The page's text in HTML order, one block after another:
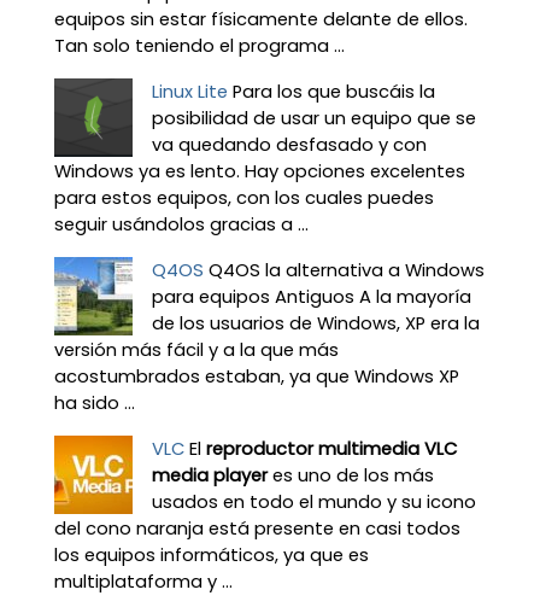
equipos sin estar físicamente delante de ellos.
Tan solo teniendo el programa ...
Linux Lite Para los que buscáis la
posibilidad de usar un equipo que se
va quedando desfasado y con
Windows ya es lento. Hay opciones excelentes
para estos equipos, con los cuales puedes
seguir usándolos gracias a ...
Q4OS Q4OS la alternativa a Windows
para equipos Antiguos A la mayoría
de los usuarios de Windows, XP era la
versión más fácil y a la que más
acostumbrados estaban, ya que Windows XP
ha sido ...
VLC El reproductor multimedia VLC
media playeres uno de los más
usados en todo el mundo y su icono
del cono naranja está presente en casi todos
los equipos informáticos, ya que es
multiplataforma y ...